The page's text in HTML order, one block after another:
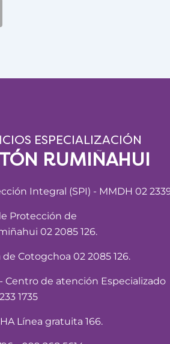
ESPECIALIZACIÓN
RUMIÑAHUI
Integral (SPI) - MMDH 02
Protección de
02 2085 126.
Cotogchoa 02 2085 126.
Centro de atención Especializado
1735
Línea gratuita 166.